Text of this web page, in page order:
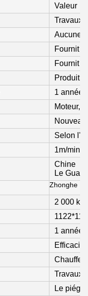
Valeur
Travaux
Aucune
Fournit
Fournit
Produit
1 année
Moteur,
Nouveau
Selon
1m/min
Chine
Le
Zhonghe
2 000 kg
1 année
Travaux
Le